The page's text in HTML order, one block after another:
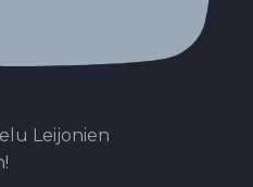
Leijonien